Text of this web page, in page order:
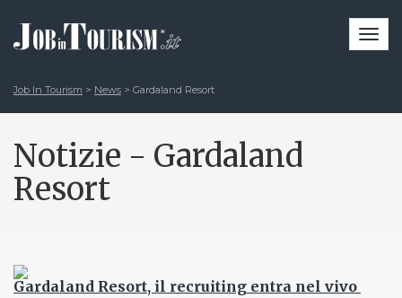
Job In Tourism > News > Gardaland Resort
Notizie - Gardaland
Resort
Gardaland Resort, il recruiting entra nel vivo